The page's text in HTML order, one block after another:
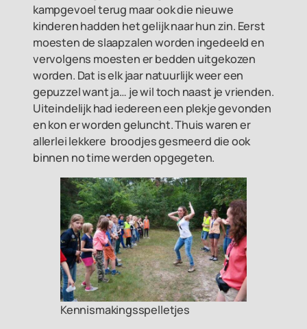
kampgevoel terug maar ook die nieuwe
kinderen hadden het gelijk naar hun zin. Eerst
moesten de slaapzalen worden ingedeeld en
vervolgens moesten er bedden uitgekozen
worden. Dat is elk jaar natuurlijk weer een
gepuzzel want ja… je wil toch naast je vrienden.
Uiteindelijk had iedereen een plekje gevonden
en kon er worden geluncht. Thuis waren er
allerlei lekkere broodjes gesmeerd die ook
binnen no time werden opgegeten.
Kennismakingsspelletjes